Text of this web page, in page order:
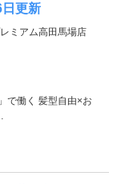
更新
ミアム高田馬場店
で働く 髪型自由×お